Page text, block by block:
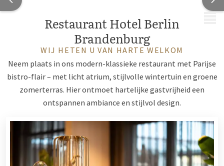
Restaurant Hotel Berlin
Brandenburg
WIJ HETEN U VAN HARTE WELKOM
Neem plaats in ons modern-klassieke restaurant met Parijse
bistro-flair – met licht atrium, stijlvolle wintertuin en groene
zomerterras. Hier ontmoet hartelijke gastvrijheid een
ontspannen ambiance en stijlvol design.